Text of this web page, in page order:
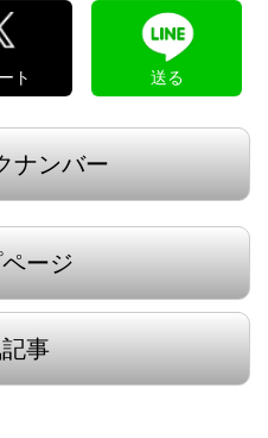
ト 送る
ナンバー
ページ
事